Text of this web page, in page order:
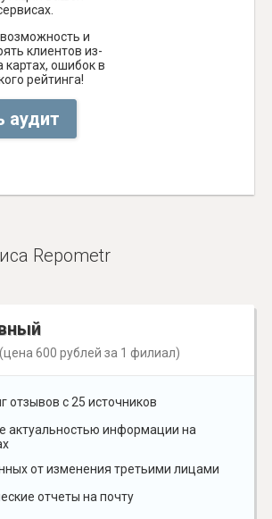
возможность и
клиентов из-
картах, ошибок в
рейтинга!
аудит
Repometr
600 рублей за 1 филиал)
отзывов с 25 источников
актуальностью информации на
от изменения третьими лицами
отчеты на почту